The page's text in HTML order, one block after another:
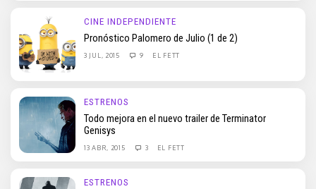
CINE INDEPENDIENTE
Pronóstico Palomero de Julio (1 de 2)
3 JUL, 2015 9 EL FETT
ESTRENOS
Todo mejora en el nuevo trailer de Terminator
Genisys
13 ABR, 2015 3 EL FETT
ESTRENOS